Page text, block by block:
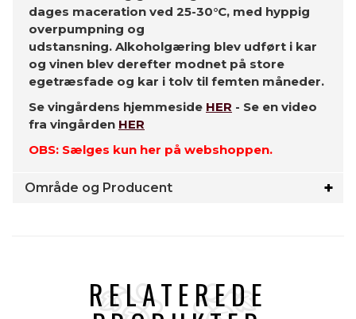
dages maceration ved 25-30°C, med hyppig
overpumpning og
udstansning. Alkoholgæring blev udført i kar
og vinen blev derefter modnet på store
egetræsfade og kar i tolv til femten måneder.
Se vingårdens hjemmeside HER - Se en video
fra vingården HER
OBS: Sælges kun her på webshoppen.
Område og Producent
RELATEREDE